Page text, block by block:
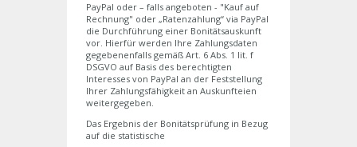
PayPal oder – falls angeboten - "Kauf auf
Rechnung" oder „Ratenzahlung“ via PayPal
die Durchführung einer Bonitätsauskunft
vor. Hierfür werden Ihre Zahlungsdaten
gegebenenfalls gemäß Art. 6 Abs. 1 lit. f
DSGVO auf Basis des berechtigten
Interesses von PayPal an der Feststellung
Ihrer Zahlungsfähigkeit an Auskunfteien
weitergegeben.
Das Ergebnis der Bonitätsprüfung in Bezug
auf die statistische